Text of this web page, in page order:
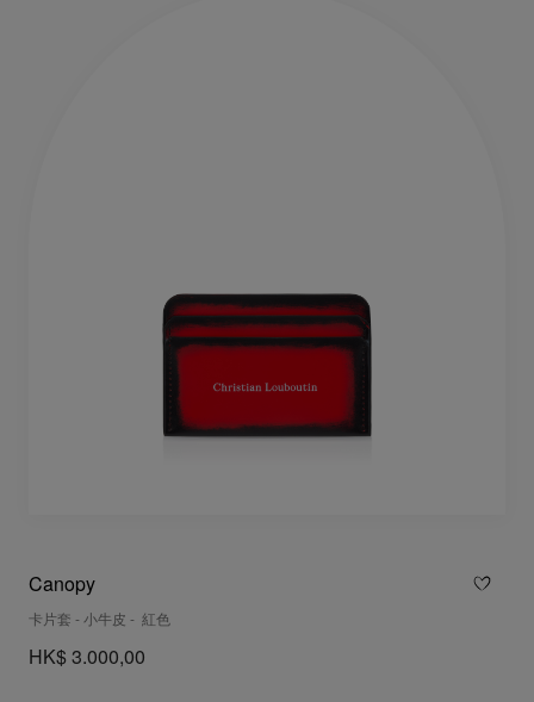
Canopy
卡片套 - 小牛皮 - 紅色
HK$ 3.000,00